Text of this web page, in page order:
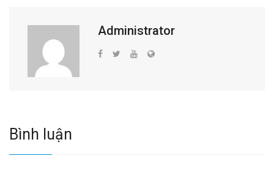
Administrator
Bình luận